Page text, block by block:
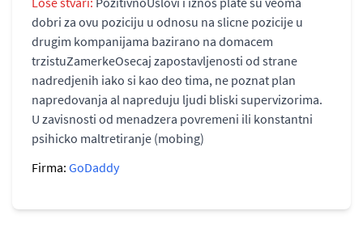
dobri za ovu poziciju u odnosu na slicne pozicije u
drugim kompanijama bazirano na domacem
trzistuZamerkeOsecaj zapostavljenosti od strane
nadredjenih iako si kao deo tima, ne poznat plan
napredovanja al napreduju ljudi bliski supervizorima.
U zavisnosti od menadzera povremeni ili konstantni
psihicko maltretiranje (mobing)
Firma: GoDaddy